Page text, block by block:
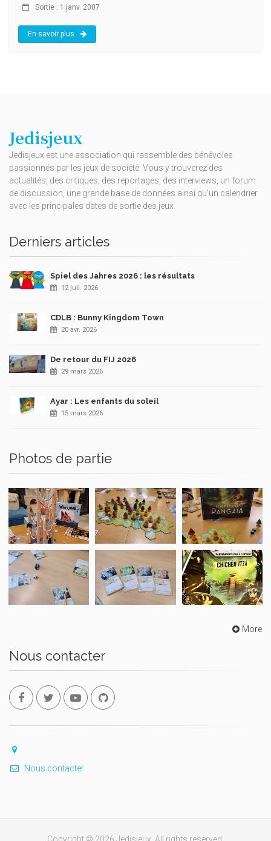
Sortie : 1 janv. 2007
En savoir plus
Jedisjeux
Jedisjeux est une association qui rassemble des bénévoles
passionnés par les jeux de société. Vous y trouverez des
actualités, des critiques, des reportages, des interviews, un forum
de discussion, une grande base de données ainsi qu’un calendrier
avec les principales dates de sortie des jeux.
Derniers articles
Spiel des Jahres 2026 : les résultats
12 juil. 2026
CDLB : Bunny Kingdom Town
20 avr. 2026
De retour du FIJ 2026
29 mars 2026
Ayar : Les enfants du soleil
15 mars 2026
Photos de partie
More
Nous contacter
Nous contacter